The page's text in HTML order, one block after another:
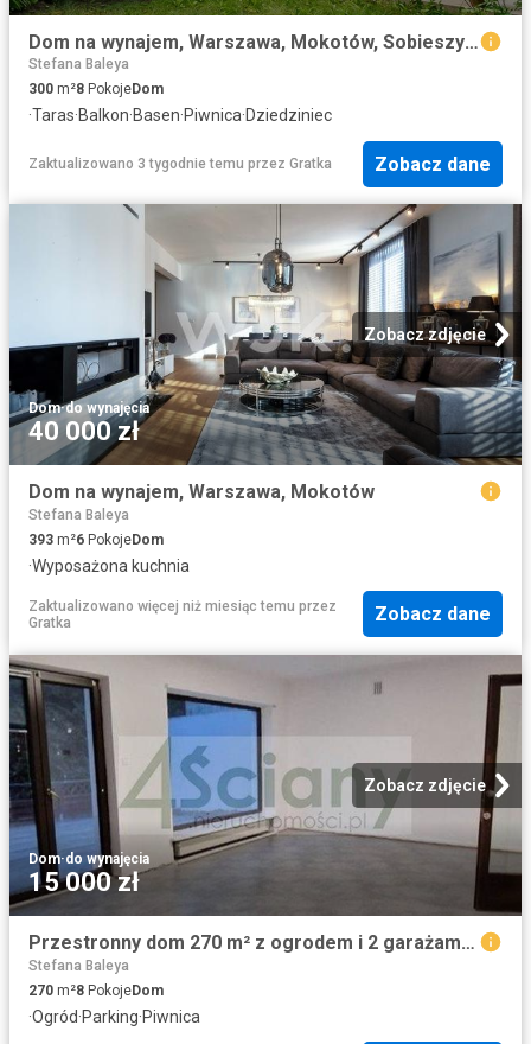
Dom na wynajem, Warszawa, Mokotów, Sobieszyńska
Stefana Baleya
300 m²8 PokojeDom
·Taras·Balkon·Basen·Piwnica·Dziedziniec
Zaktualizowano 3 tygodnie temu przez Gratka Zobacz dane
Zobacz zdjęcie
Dom·do wynajęcia
40 000 zł
Dom na wynajem, Warszawa, Mokotów
Stefana Baleya
393 m²6 PokojeDom
·Wyposażona kuchnia
Zaktualizowano więcej niż miesiąc temu przez
Gratka
Zobacz dane
Zobacz zdjęcie
Dom·do wynajęcia
15 000 zł
Przestronny dom 270 m² z ogrodem i 2 garażami idealny na biuro
Stefana Baleya
270 m²8 PokojeDom
·Ogród·Parking·Piwnica